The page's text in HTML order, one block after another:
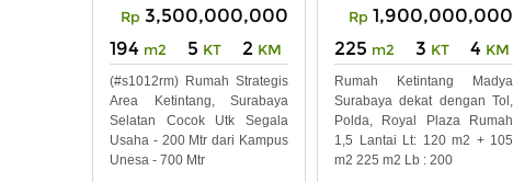
Rp 3,500,000,000
194 m2 5 KT 2 KM
(#s1012rm) Rumah Strategis
Area Ketintang, Surabaya
Selatan Cocok Utk Segala
Usaha - 200 Mtr dari Kampus
Unesa - 700 Mtr
Rp 1,900,000,000
225 m2 3 KT 4 KM
Rumah Ketintang Madya
Surabaya dekat dengan Tol,
Polda, Royal Plaza Rumah
1,5 Lantai Lt: 120 m2 + 105
m2 225 m2 Lb : 200